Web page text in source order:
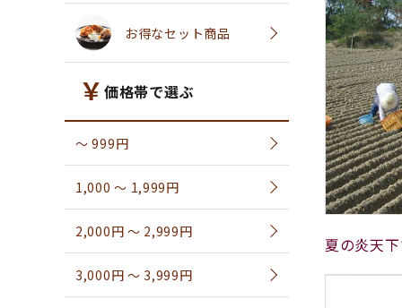
夏の炎天
お得なセット商品
価格帯で選ぶ
〜 999円
1,000 〜 1,999円
2,000円 〜 2,999円
3,000円 〜 3,999円